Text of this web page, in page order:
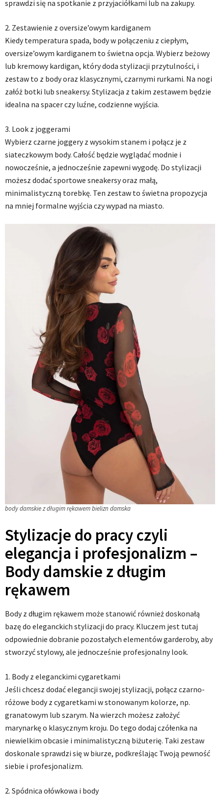
sprawdzi się na spotkanie z przyjaciółkami lub na zakupy.
2. Zestawienie z oversize’owym kardiganem
Kiedy temperatura spada, body w połączeniu z ciepłym,
oversize’owym kardiganem to świetna opcja. Wybierz beżowy
lub kremowy kardigan, który doda stylizacji przytulności, i
zestaw to z body oraz klasycznymi, czarnymi rurkami. Na nogi
załóż botki lub sneakersy. Stylizacja z takim zestawem będzie
idealna na spacer czy luźne, codzienne wyjścia.
3. Look z joggerami
Wybierz czarne joggery z wysokim stanem i połącz je z
siateczkowym body. Całość będzie wyglądać modnie i
nowocześnie, a jednocześnie zapewni wygodę. Do stylizacji
możesz dodać sportowe sneakersy oraz małą,
minimalistyczną torebkę. Ten zestaw to świetna propozycja
na mniej formalne wyjścia czy wypad na miasto.
body damskie z długim rękawem bielizn damska
Stylizacje do pracy czyli
elegancja i profesjonalizm –
Body damskie z długim
rękawem
Body z długim rękawem może stanowić również doskonałą
bazę do eleganckich stylizacji do pracy. Kluczem jest tutaj
odpowiednie dobranie pozostałych elementów garderoby, aby
stworzyć stylowy, ale jednocześnie profesjonalny look.
1. Body z eleganckimi cygaretkami
Jeśli chcesz dodać elegancji swojej stylizacji, połącz czarno-
różowe body z cygaretkami w stonowanym kolorze, np.
granatowym lub szarym. Na wierzch możesz założyć
marynarkę o klasycznym kroju. Do tego dodaj czółenka na
niewielkim obcasie i minimalistyczną biżuterię. Taki zestaw
doskonale sprawdzi się w biurze, podkreślając Twoją pewność
siebie i profesjonalizm.
2. Spódnica ołówkowa i body